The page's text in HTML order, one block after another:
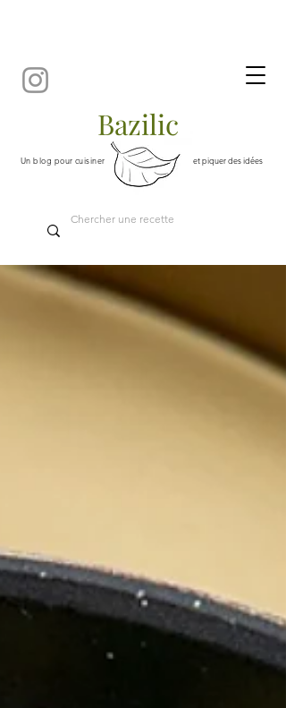
et piquer des idées
Un blog pour cuisiner
Bazilic